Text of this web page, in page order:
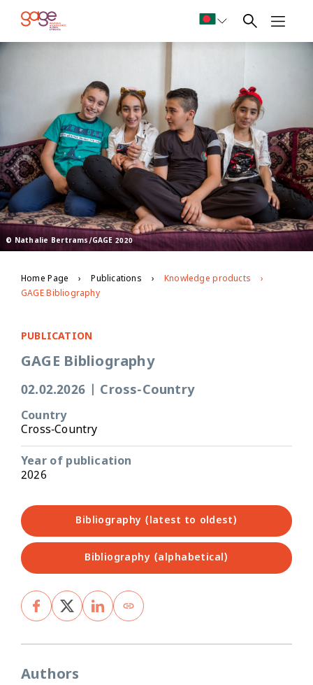
© Nathalie Bertrams/GAGE 2020
Home Page Publications
Knowledge products
GAGE Bibliography
PUBLICATION
GAGE Bibliography
02.02.2026 Cross-Country
Country
Cross-Country
Year of publication
2026
Bibliography (latest to oldest)
Bibliography (alphabetical)
Authors